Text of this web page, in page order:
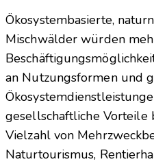
Ökosystembasierte,
Mischwälder würden
an Nutzungsformen und
gesellschaftliche Vorteile
Vielzahl von
Naturtourismus,